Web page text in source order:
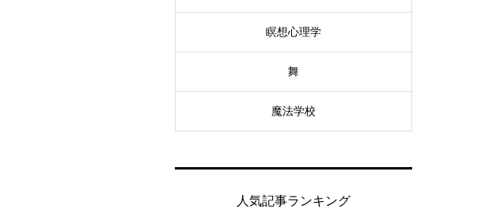
瞑想心理学
舞
魔法学校
人気記事ランキング